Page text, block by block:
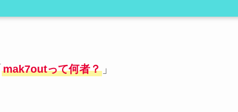
mak7outって何者？ 」